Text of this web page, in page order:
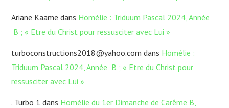
Ariane Kaame dans Homélie : Triduum Pascal 2024, Année
B ; « Etre du Christ pour ressusciter avec Lui »
turboconstructions2018@yahoo.com dans Homélie :
Triduum Pascal 2024, Année B ; « Etre du Christ pour
ressusciter avec Lui »
. Turbo 1 dans Homélie du 1er Dimanche de Carême B,